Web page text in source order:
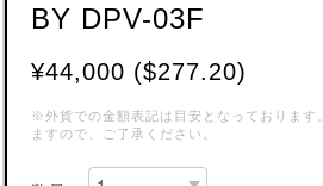
BY DPV-03F
¥44,000 ($277.20)
※外貨での金額表記は目安となっております
ますので、ご了承ください。